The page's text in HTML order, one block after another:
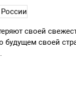
своей
будущем своей